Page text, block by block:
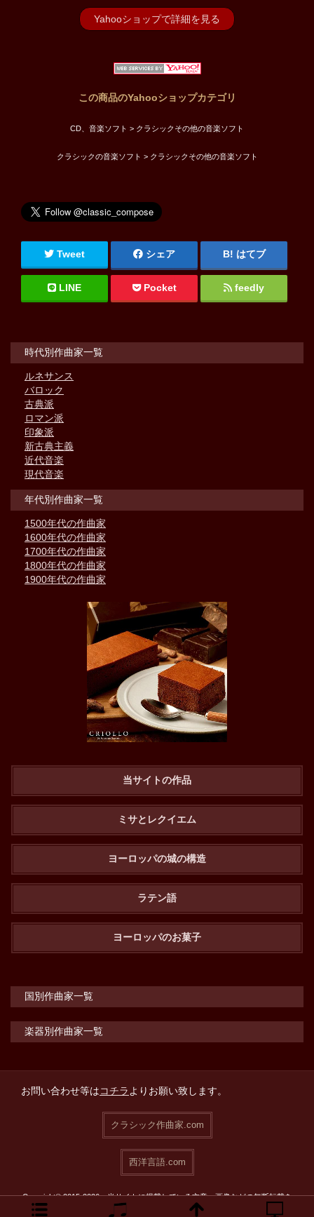
Yahooショップで詳細を見る
この商品のYahooショップカテゴリ
CD、音楽ソフト > クラシックその他の音楽ソフト
クラシックの音楽ソフト > クラシックその他の音楽ソフト
Tweet シェア はてブ
LINE Pocket feedly
時代別作曲家一覧
ルネサンス
バロック
古典派
ロマン派
印象派
新古典主義
近代音楽
現代音楽
年代別作曲家一覧
1500年代の作曲家
1600年代の作曲家
1700年代の作曲家
1800年代の作曲家
1900年代の作曲家
当サイトの作品
ミサとレクイエム
ヨーロッパの城の構造
ラテン語
ヨーロッパのお菓子
国別作曲家一覧
楽器別作曲家一覧
お問い合わせ等はコチラよりお願い致します。
クラシック作曲家.com
西洋言語.com
Copyright© 2015-2026 当サイトに掲載している文章・画像などの無断転載を